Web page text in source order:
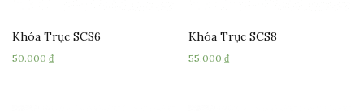
Khóa Trục SCS6
50.000 ₫
Khóa Trục SCS8
55.000₫